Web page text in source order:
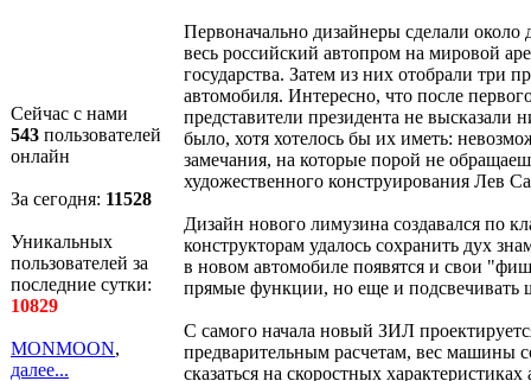
Сейчас с нами
543 пользователей
онлайн
За сегодня: 11528
Уникальных
пользователей за
последние сутки:
10829
MONMOON,
далее...
Первоначально дизайнеры сделали около
весь российский автопром на мировой
государства. Затем из них отобрали три
автомобиля. Интересно, что после
представители президента не
было, хотя хотелось бы их иметь:
замечания, на которые порой не
художественного конструирования Лев
Дизайн нового лимузина создавался по
конструкторам удалось сохранить дух
в новом автомобиле появятся и свои
прямые функции, но еще и подсвечивать
С самого начала новый ЗИЛ
предварительным расчетам, вес машины
сказаться на скоростных